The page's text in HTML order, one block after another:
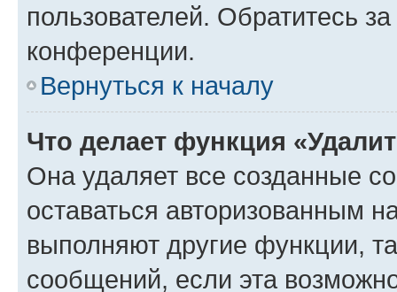
пользователей. Обратитесь
конференции.
Вернуться к началу
Что делает функция
Она удаляет все созданные
оставаться авторизованным
выполняют другие функции,
сообщений, если эта